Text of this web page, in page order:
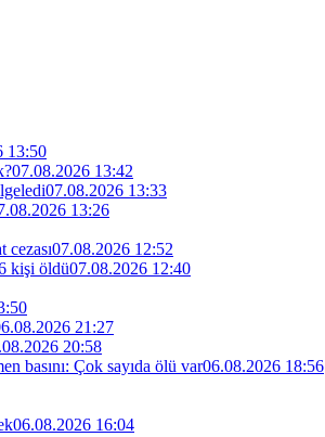
13:50
07.08.2026 13:42
07.08.2026 13:33
13:26
cezası07.08.2026 12:52
kişi öldü07.08.2026 12:40
21:27
20:58
basını: Çok sayıda ölü var06.08.2026 18:56
06.08.2026 16:04